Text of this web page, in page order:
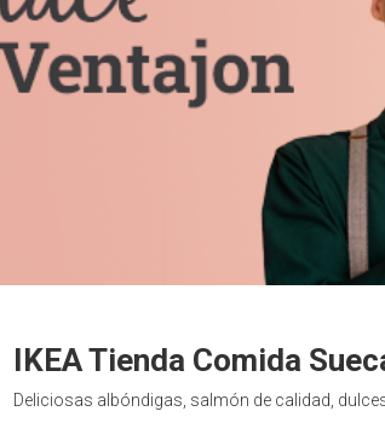
IKEA Tienda Comida
Deliciosas albóndigas, salmón de calidad,